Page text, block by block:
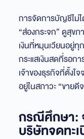
การจัดการบัญชีไม่
“ส่องกระจก” ดูสุข
เงินที่หมุนเวียนอยู่ทุ
กระแสเงินสดที่รอ
เจ้าของธุรกิจที่ตั้งใ
อยู่ในสภาวะ “ขายดี
กรณีศึกษา:
บริษัทจดทะ